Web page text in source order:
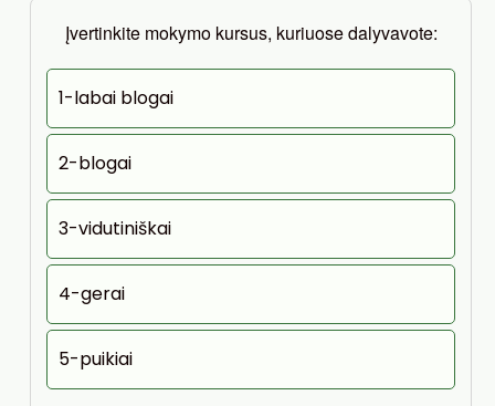
Įvertinkite mokymo kursus, kuriuose dalyvavote:
1-labai blogai
2-blogai
3-vidutiniškai
4-gerai
5-puikiai